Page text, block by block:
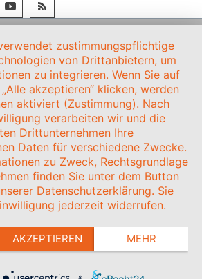
zustimmungspflichtige
von Drittanbietern, um
zu integrieren. Wenn Sie auf
akzeptieren“ klicken, werden
aktiviert (Zustimmung). Nach
verarbeiten wir und die
Drittunternehmen Ihre
Daten für verschiedene Zwecke.
zu Zweck, Rechtsgrundlage
finden Sie unter dem Button
Datenschutzerklärung. Sie
jederzeit widerrufen.
AKZEPTIEREN MEHR